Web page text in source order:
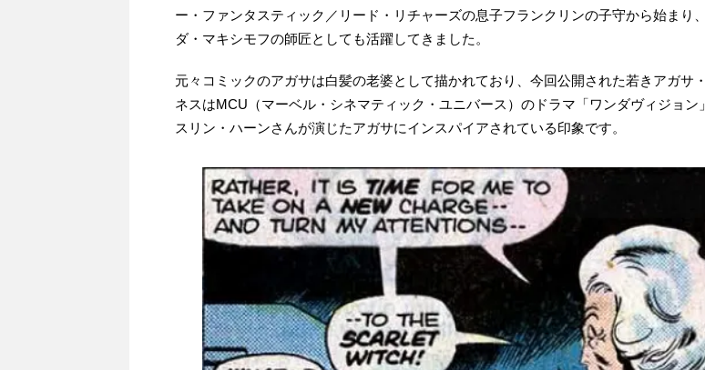
ー・ファンタスティック／リード・リチャーズの息子フランクリンの子守から始まり
ダ・マキシモフの師匠としても活躍してきました。
元々コミックのアガサは白髪の老婆として描かれており、今回公開された若きアガサ
ネスはMCU（マーベル・シネマティック・ユニバース）のドラマ「ワンダヴィジョン
スリン・ハーンさんが演じたアガサにインスパイアされている印象です。